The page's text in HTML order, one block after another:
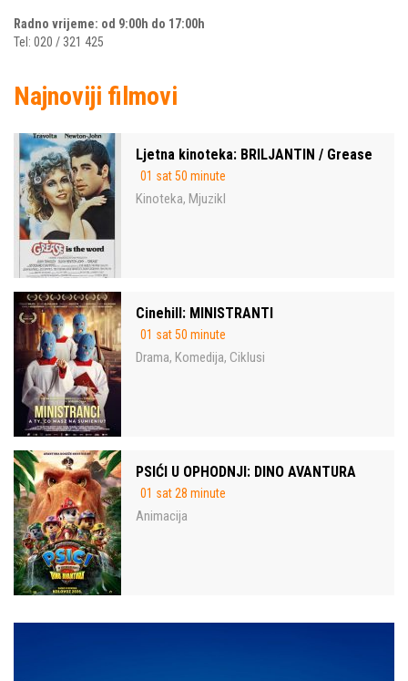
Radno vrijeme: od 9:00h do 17:00h
Tel: 020 / 321 425
Najnoviji filmovi
Ljetna kinoteka: BRILJANTIN / Grease
01 sat 50 minute
Kinoteka, Mjuzikl
Cinehill: MINISTRANTI
01 sat 50 minute
Drama, Komedija, Ciklusi
PSIĆI U OPHODNJI: DINO AVANTURA
01 sat 28 minute
Animacija